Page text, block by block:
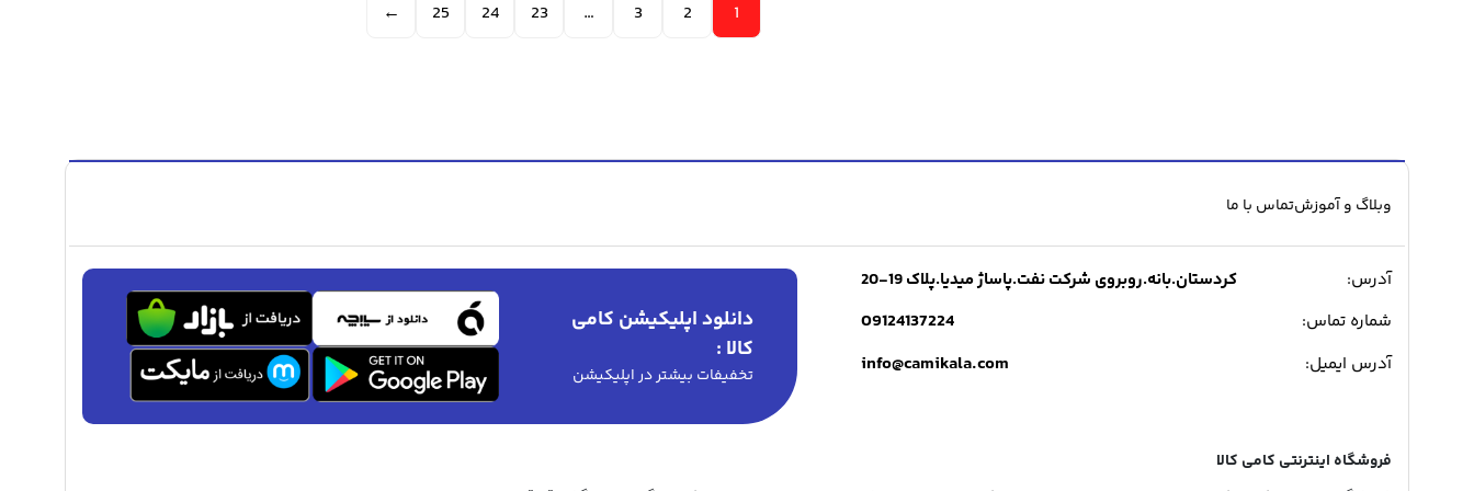
1
2
3
…
23
24
25
←
وبلاگ و آموزشتماس با ما
آدرس:
کردستان.بانه.روبروی شرکت نفت.پاساژ میدیا.پلاک 19-20
شماره تماس:
09124137224
آدرس ایمیل: info@camikala.com
دانلود اپلیکیشن کامی
کالا :
تخفیفات بیشتر در اپلیکیشن
فروشگاه اینترنتی کامی کالا